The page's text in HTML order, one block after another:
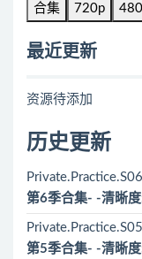
合集 720p
最近更新
资源待添加
历史更新
第6季合集- -清晰
第5季合集- -清晰